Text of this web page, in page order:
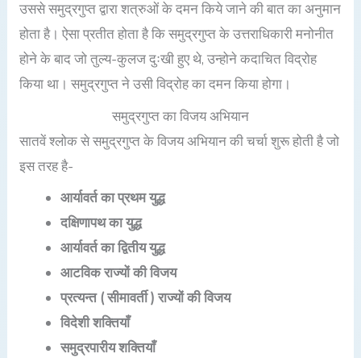
उससे समुद्रगुप्त द्वारा शत्रुओं के दमन किये जाने की बात का अनुमान
होता है। ऐसा प्रतीत होता है कि समुद्रगुप्त के उत्तराधिकारी मनोनीत
होने के बाद जो तुल्य-कुलज दुःखी हुए थे, उन्होने कदाचित विद्रोह
किया था। समुद्रगुप्त ने उसी विद्रोह का दमन किया होगा।
समुद्रगुप्त का विजय अभियान
सातवें श्लोक से समुद्रगुप्त के विजय अभियान की चर्चा शुरू होती है जो
इस तरह है-
आर्यावर्त का प्रथम युद्ध
दक्षिणापथ का युद्ध
आर्यावर्त का द्वितीय युद्ध
आटविक राज्यों की विजय
प्रत्यन्त ( सीमावर्ती ) राज्यों की विजय
विदेशी शक्तियाँ
समुद्रपारीय शक्तियाँ